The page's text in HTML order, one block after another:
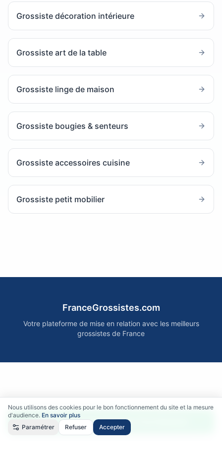
Nous utilisons des cookies pour le bon fonctionnement du site et la mesure
d'audience. En savoir plus
Paramétrer
Refuser Accepter
Grossiste décoration intérieure
Grossiste art de la table
Grossiste linge de maison
Grossiste bougies & senteurs
Grossiste accessoires cuisine
Grossiste petit mobilier
Accéder gratuitement aux fournisseurs
FranceGrossistes.com
Votre plateforme de mise en relation avec les meilleurs
grossistes de France